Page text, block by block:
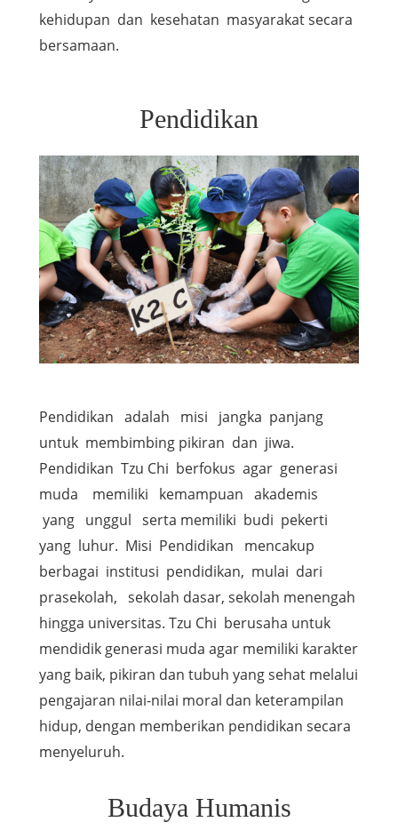
kehidupan dan kesehatan masyarakat secara
bersamaan.
Pendidikan
Pendidikan adalah misi jangka panjang
untuk membimbing pikiran dan jiwa.
Pendidikan Tzu Chi berfokus agar generasi
muda memiliki kemampuan akademis
yang unggul serta memiliki budi pekerti
yang luhur. Misi Pendidikan mencakup
berbagai institusi pendidikan, mulai dari
prasekolah, sekolah dasar, sekolah menengah
hingga universitas. Tzu Chi berusaha untuk
mendidik generasi muda agar memiliki karakter
yang baik, pikiran dan tubuh yang sehat melalui
pengajaran nilai-nilai moral dan keterampilan
hidup, dengan memberikan pendidikan secara
menyeluruh.
Budaya Humanis